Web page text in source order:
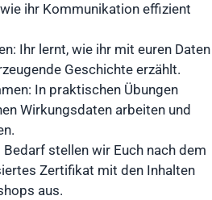
ihr Kommunikation effizient
Ihr lernt, wie ihr mit euren Daten
Geschichte erzählt.
In praktischen Übungen
Wirkungsdaten arbeiten und
stellen wir Euch nach dem
Zertifikat mit den Inhalten
aus.